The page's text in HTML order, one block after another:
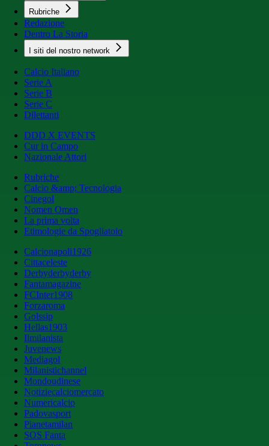
Rubriche
Redazione
Dentro La Storia
I siti del nostro network
Calcio Italiano
Serie A
Serie B
Serie C
Dilettanti
DDD X EVENTS
Cur in Campo
Nazionale Attori
Rubriche
Calcio &amp; Tecnologia
Cinegol
Nomen Omen
La prima volta
Etimologie da Spogliatoio
Calcionapoli1926
Cittaceleste
Derbyderbyderby
Fantamagazine
FCInter1908
Forzaroma
Golssip
Hellas1903
Ilmilanista
Juvenews
Mediagol
Milanistichannel
Mondoudinese
Notiziecalciomercato
Numericalcio
Padovasport
Pianetamilan
SOS Fanta